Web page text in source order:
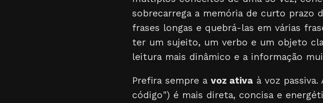
sobrecarrega a memória de curto prazo
frases longas e quebrá-las em várias
ter um sujeito, um verbo e um objeto
leitura mais dinâmico e a informação
Prefira sempre a voz ativa à voz
código") é mais direta, concisa e